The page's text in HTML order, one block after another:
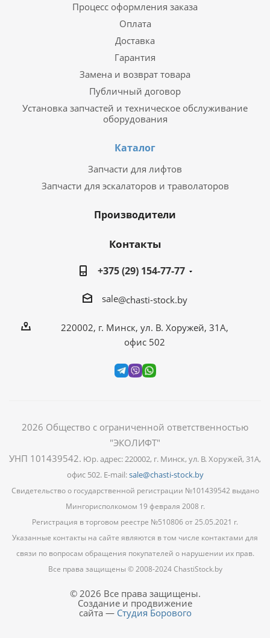
Процесс оформления заказа
Оплата
Доставка
Гарантия
Замена и возврат товара
Публичный договор
Установка запчастей и техническое обслуживание
оборудования
Каталог
Запчасти для лифтов
Запчасти для эскалаторов и траволаторов
Производители
Контакты
+375 (29) 154-77-77
sale@chasti-stock.by
220002, г. Минск, ул. В. Хоружей, 31А,
офис 502
2026 Общество с ограниченной ответственностью
"ЭКОЛИФТ"
УНП 101439542. Юр. адрес: 220002, г. Минск, ул. В. Хоружей, 31А,
офис 502. E-mail:sale@chasti-stock.by
Свидетельство о государственной регистрации №101439542 выдано
Мингорисполкомом 19 февраля 2008 г.
Регистрация в торговом реестре №510806 от 25.05.2021 г.
Указанные контакты на сайте являются в том числе контактами для
связи по вопросам обращения покупателей о нарушении их прав.
Все права защищены © 2008-2024 ChastiStock.by
© 2026 Все права защищены.
Создание и продвижение
сайта — Студия Борового